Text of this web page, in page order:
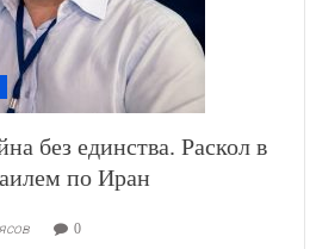
без единства. Раскол в
по Иран
0